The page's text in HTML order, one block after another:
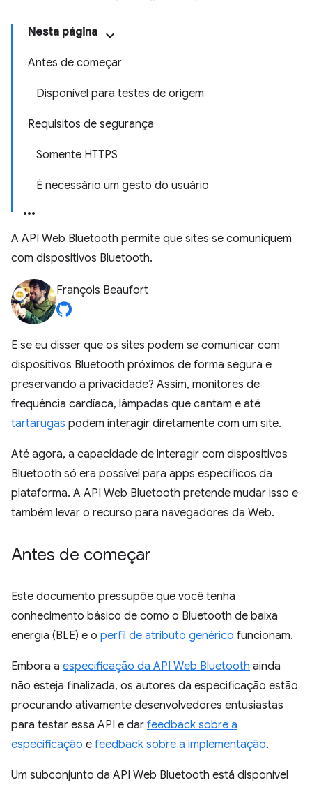
Nesta página
Antes de começar
Disponível para testes de origem
Requisitos de segurança
Somente HTTPS
É necessário um gesto do usuário
A API Web Bluetooth permite que sites se comuniquem
com dispositivos Bluetooth.
François Beaufort
E se eu disser que os sites podem se comunicar com
dispositivos Bluetooth próximos de forma segura e
preservando a privacidade? Assim, monitores de
frequência cardíaca, lâmpadas que cantam e até
tartarugas podem interagir diretamente com um site.
Até agora, a capacidade de interagir com dispositivos
Bluetooth só era possível para apps específicos da
plataforma. A API Web Bluetooth pretende mudar isso e
também levar o recurso para navegadores da Web.
Antes de começar
Este documento pressupõe que você tenha
conhecimento básico de como o Bluetooth de baixa
energia (BLE) e o perfil de atributo genérico funcionam.
Embora a especificação da API Web Bluetooth ainda
não esteja finalizada, os autores da especificação estão
procurando ativamente desenvolvedores entusiastas
para testar essa API e dar feedback sobre a
especificação e feedback sobre a implementação.
Um subconjunto da API Web Bluetooth está disponível